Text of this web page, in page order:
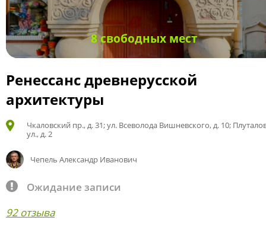
8 свободных мест
Ренессанс древнерусской
архитектуры
Чкаловский пр., д. 31; ул. Всеволода Вишневского, д. 10;
ул., д. 2
Чепель Александр Иванович
Ожидание записи
92 отзыва